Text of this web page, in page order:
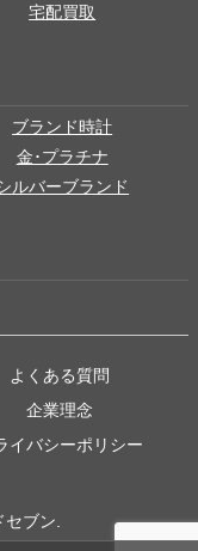
宅配買取
ブランド時計
金･プラチナ
ルバーブランド
よくある質問
企業理念
イバシーポリシー
ブン.